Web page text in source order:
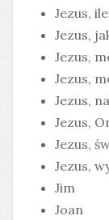
Jezus,
Jezus,
Jezus,
Jezus,
Jezus,
Jezus,
Jezus,
Jezus,
Jim
Joan